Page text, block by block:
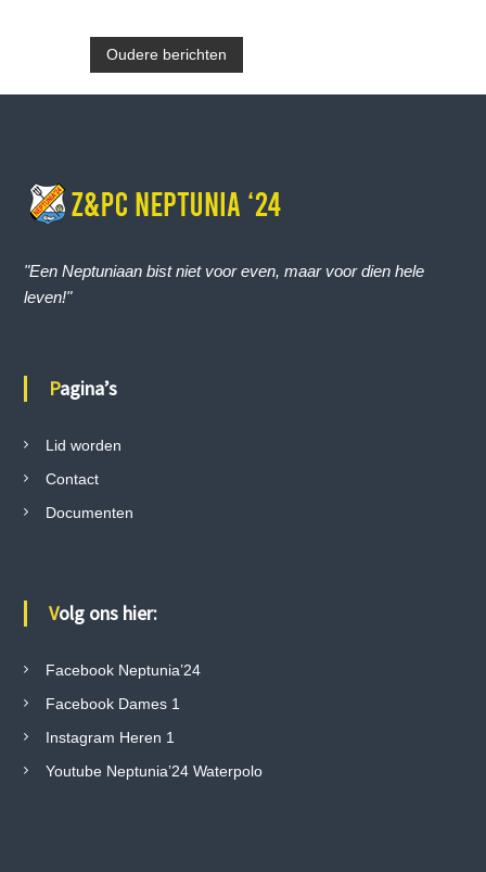
B
e
i
c
e
n
n
g
a
Oudere berichten
"Een Neptuniaan bist niet voor even, maar voor dien hele
leven!"
Pagina’s
Lid worden
Contact
Documenten
Volg ons hier:
Facebook Neptunia’24
Facebook Dames 1
Instagram Heren 1
Youtube Neptunia’24 Waterpolo